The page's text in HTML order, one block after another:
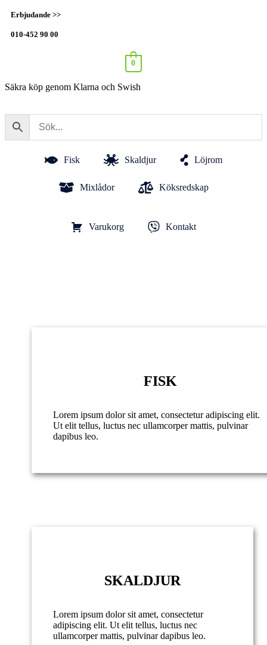
Erbjudande >>
010-452 90 00
0
Säkra köp genom Klarna och Swish
Fisk Skaldjur Löjrom
Mixlådor Köksredskap
Varukorg Kontakt
FISK
Lorem ipsum dolor sit amet, consectetur adipiscing elit.
Ut elit tellus, luctus nec ullamcorper mattis, pulvinar
dapibus leo.
SKALDJUR
Lorem ipsum dolor sit amet, consectetur
adipiscing elit. Ut elit tellus, luctus nec
ullamcorper mattis, pulvinar dapibus leo.